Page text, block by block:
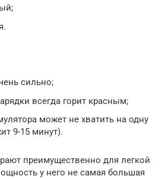
сильно;
всегда горит красным;
может не хватить на одну
9-15 минут).
преимущественно для легкой
у него не самая большая